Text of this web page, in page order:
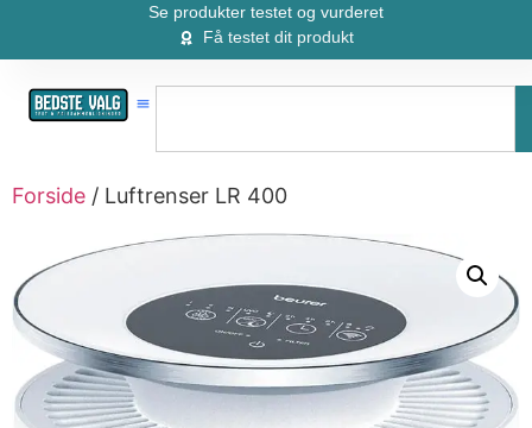
Se produkter testet og vurderet
Få testet dit produkt
Forside / Luftrenser LR 400